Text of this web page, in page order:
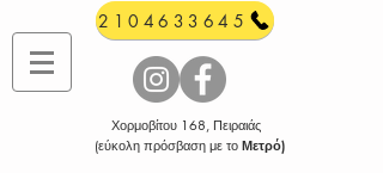
2104633645
Χορμοβίτου 168, Πειραιάς
(εύκολη πρόσβαση με το Μετρό)